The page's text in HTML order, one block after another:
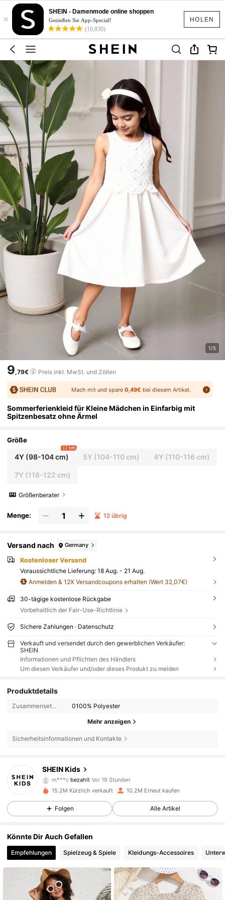
HOLEN
×
SHEIN - Damenmode online shoppen
Genießen Sie App-Special!
(10,830)
1/5
9,79€ Preis inkl. MwSt. und Zöllen
Mach mit und spare 0,49€ bei diesem Artikel.
Sommerferienkleid für Kleine Mädchen in Einfarbig mit
Spitzenbesatz ohne Ärmel
Größe
4Y(98-104 cm)
12 left
5Y (104-110 cm) 6Y (110-116 cm)
7Y (116-122 cm)
Größenberater
Menge: 12 übrig
Versand nach Germany
Kostenloser Versand
Voraussichtliche Lieferung: 18 Aug. - 21 Aug.
Anmelden & 12X Versandcoupons erhalten (Wert 32,07€)
30-tägige kostenlose Rückgabe
Vorbehaltlich der Fair-Use-Richtlinie
Sichere Zahlungen · Datenschutz
Verkauft und versendet durch den gewerblichen Verkäufer:
SHEIN
Informationen und Pflichten des Händlers
Um diesen Verkäufer und/oder dieses Produkt zu melden
Produktdetails
Zusammensetzung: 0100% Polyester
Mehr anzeigen
Sicherheitsinformationen und Kontakte
SHEIN Kids
4,89
810K Follower
m***cbezahlt Vor 19 Stunden
b***b istVor 2 Stunden gefolgt
4,89
4,89 810K Follower
4,89 810K Follower
15.2M Kürzlich verkauft 10.2M Erneut kaufen
Folgen Alle Artikel
Könnte Dir Auch Gefallen
Empfehlungen Spielzeug & Spiele Kleidungs-Accessoires